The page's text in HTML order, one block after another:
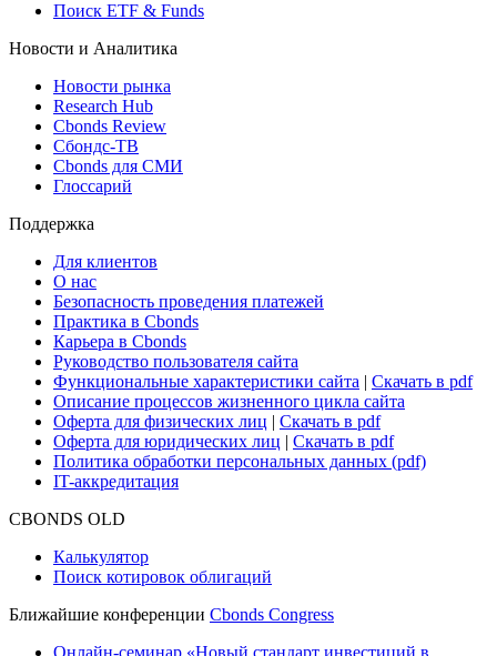
Поиск ETF & Funds
Новости и Аналитика
Новости рынка
Research Hub
Cbonds Review
Сбондс-ТВ
Cbonds для СМИ
Глоссарий
Поддержка
Для клиентов
О нас
Безопасность проведения платежей
Практика в Cbonds
Карьера в Cbonds
Руководство пользователя сайта
Функциональные характеристики сайта | Скачать в pdf
Описание процессов жизненного цикла сайта
Оферта для физических лиц | Скачать в pdf
Оферта для юридических лиц | Скачать в pdf
Политика обработки персональных данных (pdf)
IT-аккредитация
CBONDS OLD
Калькулятор
Поиск котировок облигаций
Ближайшие конференции Cbonds Congress